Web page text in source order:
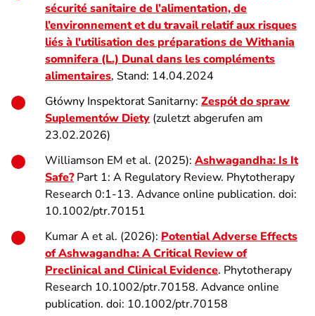
sécurité sanitaire de l’alimentation, de
l’environnement et du travail relatif aux risques
liés à l'utilisation des préparations de Withania
somnifera (L.) Dunal dans les compléments
alimentaires, Stand: 14.04.2024
Główny Inspektorat Sanitarny: Zespół do spraw
Suplementów Diety (zuletzt abgerufen am
23.02.2026)
Williamson EM et al. (2025): Ashwagandha: Is It
Safe?Part 1: A Regulatory Review. Phytotherapy
Research 0:1-13. Advance online publication. doi:
10.1002/ptr.70151
Kumar A et al. (2026): Potential Adverse Effects
of Ashwagandha: A Critical Review of
Preclinical and Clinical Evidence. Phytotherapy
Research 10.1002/ptr.70158. Advance online
publication. doi: 10.1002/ptr.70158